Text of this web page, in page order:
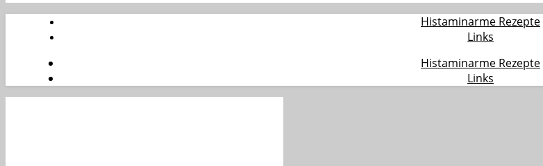
Histaminarme Rezepte
Links
Histaminarme Rezepte
Links